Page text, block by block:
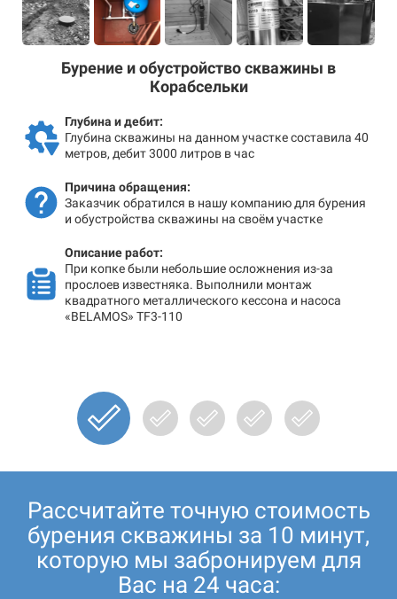
Бурение и обустройство скважины в
Корабсельки
Глубина и дебит:
Глубина скважины на данном участке составила 40
метров, дебит 3000 литров в час
Причина обращения:
Заказчик обратился в нашу компанию для бурения
и обустройства скважины на своём участке
Описание работ:
При копке были небольшие осложнения из-за
прослоев известняка. Выполнили монтаж
квадратного металлического кессона и насоса
«BELAMOS» TF3-110
Рассчитайте точную стоимость
бурения скважины за 10 минут,
которую мы забронируем для
Вас на 24 часа: